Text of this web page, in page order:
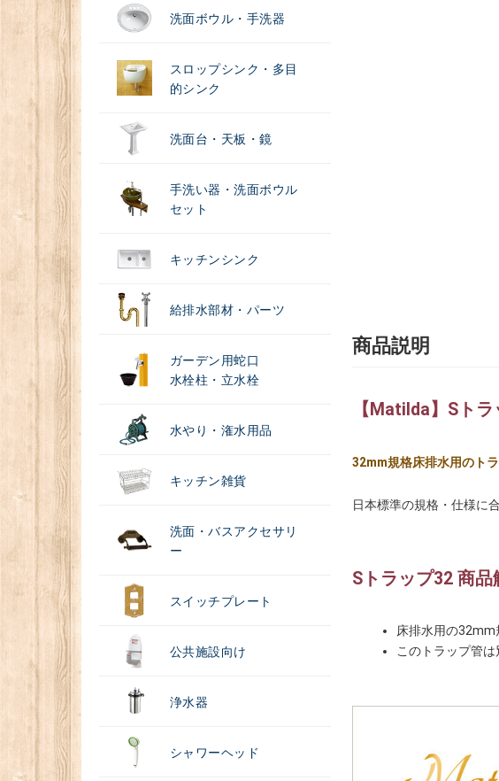
洗面ボウル・手洗器
スロップシンク・多目
的シンク
洗面台・天板・鏡
手洗い器・洗面ボウル
セット
キッチンシンク
給排水部材・パーツ
ガーデン用蛇口
水栓柱・立水栓
水やり・潅水用品
キッチン雑貨
洗面・バスアクセサリ
ー
スイッチプレート
公共施設向け
浄水器
シャワーヘッド
商品説明
【Matilda】Sト
32mm規格床排水用のトラ
日本標準の規格・仕様に
Sトラップ32 商品
床排水用の32mm
このトラップ管